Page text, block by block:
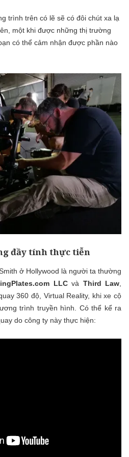
trình trên có lẽ sẽ có đôi chút xa lạ
một khi được những thị trường
có thể cảm nhận được phần nào
đầy tính thực tiễn
ở Hollywood là người ta thường
LLCvà Third Law,
360 độ, Virtual Reality, khi xe cộ
trình truyền hình. Có thể kể ra
do công ty này thực hiện: